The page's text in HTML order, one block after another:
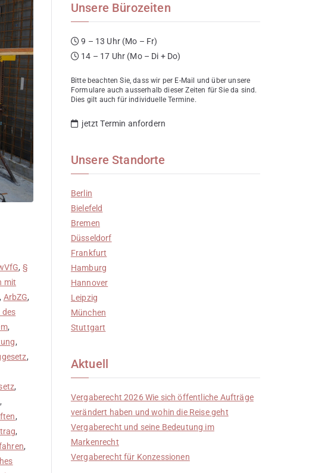
, §
mit
, ArbZG,
des
,
,
,
,
,
,
,
,
Unsere Bürozeiten
9 – 13 Uhr (Mo – Fr)
14 – 17 Uhr (Mo – Di + Do)
Bitte beachten Sie, dass wir per E-Mail und über unsere
Formulare auch ausserhalb dieser Zeiten für Sie da sind.
Dies gilt auch für individuelle Termine.
jetzt Termin anfordern
Unsere Standorte
Berlin
Bielefeld
Bremen
Düsseldorf
Frankfurt
Hamburg
Hannover
Leipzig
München
Stuttgart
Aktuell
Vergaberecht 2026 Wie sich öffentliche Aufträge
verändert haben und wohin die Reise geht
Vergaberecht und seine Bedeutung im
Markenrecht
Vergaberecht für Konzessionen